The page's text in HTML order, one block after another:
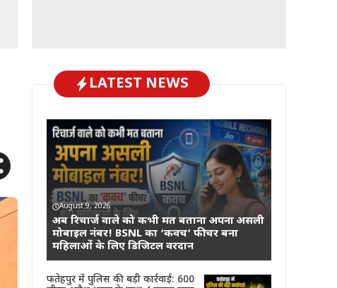
LATEST NEWS
August 9, 2026
अब रिचार्ज वाले को कभी मत बताना अपना असली
मोबाइल नंबर! BSNL का ‘कवच’ फीचर बना
महिलाओं के लिए डिजिटल वरदान
फतेहपुर में पुलिस की बड़ी कार्रवाई: 600